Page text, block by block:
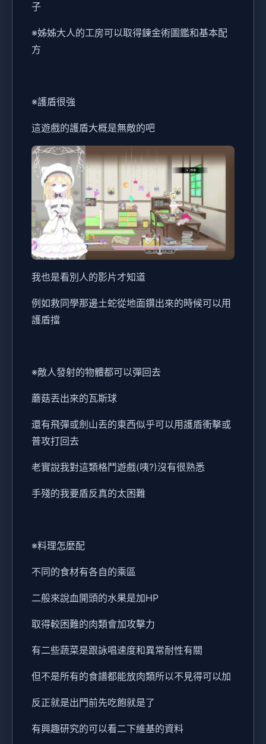
子
※姊姊大人的工房可以取得鍊金術圖鑑和基本配
方
※護盾很強
這遊戲的護盾大概是無敵的吧
我也是看別人的影片才知道
例如救同學那邊土蛇從地面鑽出來的時候可以用
護盾擋
※敵人發射的物體都可以彈回去
蘑菇丟出來的瓦斯球
還有飛彈或劍山丟的東西似乎可以用護盾衝擊或
普攻打回去
老實說我對這類格鬥遊戲(咦?)沒有很熟悉
手殘的我要盾反真的太困難
※料理怎麼配
不同的食材有各自的乘區
二般來說血開頭的水果是加HP
取得較困難的肉類會加攻擊力
有二些蔬菜是跟詠唱速度和異常耐性有關
但不是所有的食譜都能放肉類所以不見得可以加
反正就是出門前先吃飽就是了
有興趣研究的可以看二下維基的資料